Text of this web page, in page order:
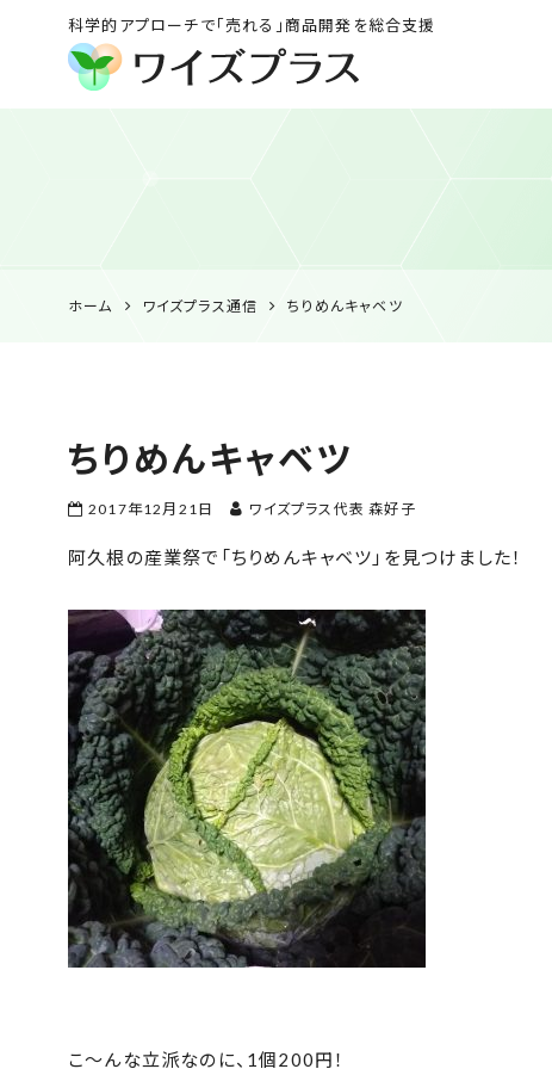
科学的アプローチで「売れる」商品開発を総合支援
HACCP衛生管理・食
品表示の専門コンサル
ホーム ワイズプラス通信 ちりめんキャベツ
ちりめんキャベツ
2017年12月21日 ワイズプラス代表 森好子
阿久根の産業祭で「ちりめんキャベツ」を見つけました！
こ～んな立派なのに、1個200円！